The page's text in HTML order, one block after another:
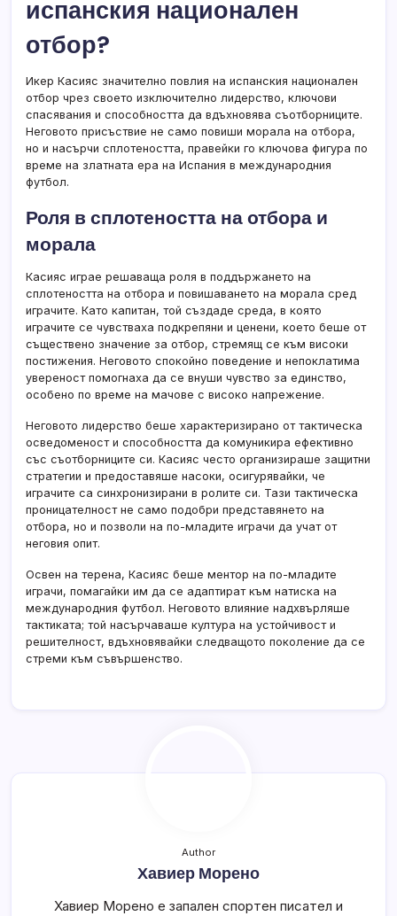
испанския национален
отбор?
Икер Касияс значително повлия на испанския национален
отбор чрез своето изключително лидерство, ключови
спасявания и способността да вдъхновява съотборниците.
Неговото присъствие не само повиши морала на отбора,
но и насърчи сплотеността, правейки го ключова фигура по
време на златната ера на Испания в международния
футбол.
Роля в сплотеността на отбора и
морала
Касияс играе решаваща роля в поддържането на
сплотеността на отбора и повишаването на морала сред
играчите. Като капитан, той създаде среда, в която
играчите се чувстваха подкрепяни и ценени, което беше от
съществено значение за отбор, стремящ се към високи
постижения. Неговото спокойно поведение и непоклатима
увереност помогнаха да се внуши чувство за единство,
особено по време на мачове с високо напрежение.
Неговото лидерство беше характеризирано от тактическа
осведоменост и способността да комуникира ефективно
със съотборниците си. Касияс често организираше защитни
стратегии и предоставяше насоки, осигурявайки, че
играчите са синхронизирани в ролите си. Тази тактическа
проницателност не само подобри представянето на
отбора, но и позволи на по-младите играчи да учат от
неговия опит.
Освен на терена, Касияс беше ментор на по-младите
играчи, помагайки им да се адаптират към натиска на
международния футбол. Неговото влияние надхвърляше
тактиката; той насърчаваше култура на устойчивост и
решителност, вдъхновявайки следващото поколение да се
стреми към съвършенство.
Author
Хавиер Морено
Хавиер Морено е запален спортен писател и